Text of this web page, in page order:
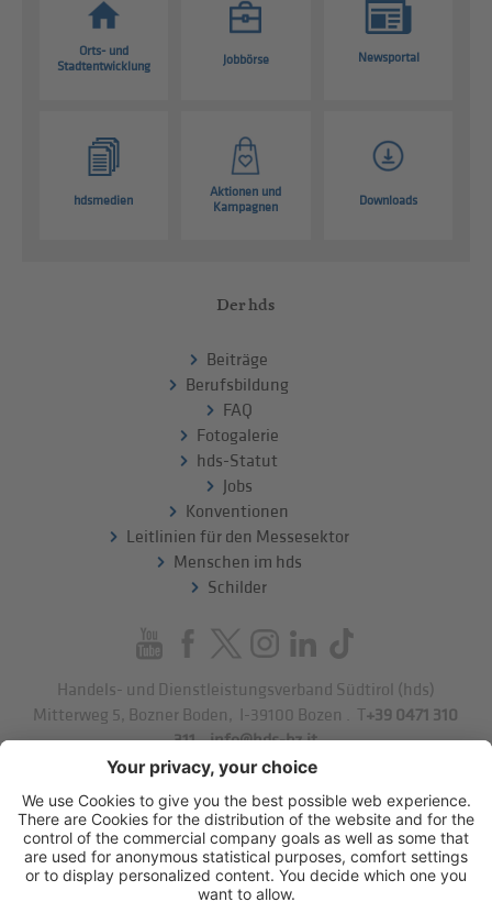
Orts- und
Stadtentwicklung
Jobbörse Newsportal
hdsmedien
Aktionen und
Kampagnen
Downloads
Der hds
Beiträge
Berufsbildung
FAQ
Fotogalerie
hds-Statut
Jobs
Konventionen
Leitlinien für den Messesektor
Menschen im hds
Schilder
Handels- und Dienstleistungsverband Südtirol (hds)
Mitterweg 5, Bozner Boden
I-39100 Bozen . T+39 0471 310
311.info@hds-bz.it
Impressum
Datenschutzerklärung
Cookie-Einstellungen
Sitemap